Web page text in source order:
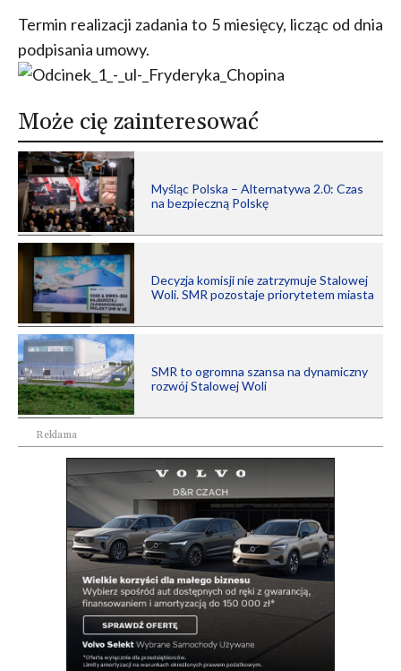
Termin realizacji zadania to 5 miesięcy, licząc od dnia
podpisania umowy.
Może cię zainteresować
Myśląc Polska – Alternatywa 2.0: Czas
na bezpieczną Polskę
Decyzja komisji nie zatrzymuje Stalowej
Woli. SMR pozostaje priorytetem miasta
SMR to ogromna szansa na dynamiczny
rozwój Stalowej Woli
Reklama